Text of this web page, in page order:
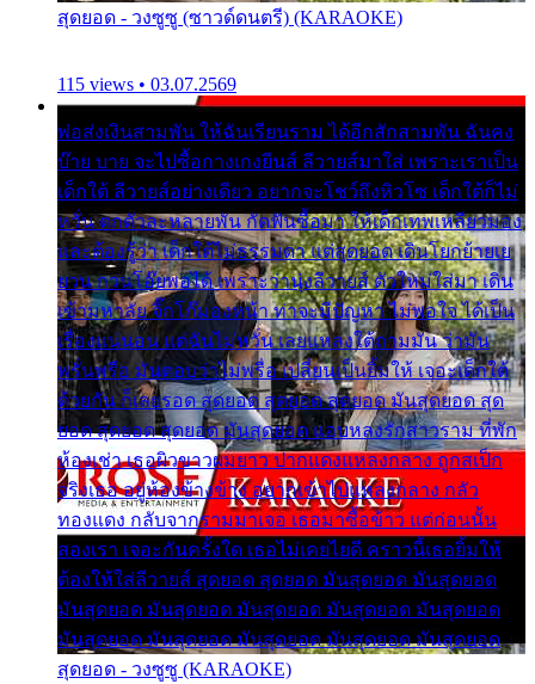
สุดยอด - วงซูซู (ซาวด์ดนตรี) (KARAOKE)
115 views • 03.07.2569
พ่อส่งเงินสามพัน ให้ฉันเรียนราม ได้อีกสักสามพัน ฉันคง
บ๊าย บาย จะไปซื้อกางเกงยีนส์ ลีวายส์มาใส่ เพราะเราเป็น
เด็กใต้ ลีวายส์อย่างเดียว อยากจะโชว์ถึงหิวโซ เด็กใต้ก็ไม่
หวั่น ตกตัวละหลายพัน กัดฟันซื้อมา ให้เด็กเทพเหลียวมอง
และต้องรู้ว่า เด็กใต้ไม่ธรรมดา แต่สุดยอด เดินโยกย้ายเย
ยวน กวนโอ๊ยพอได้ เพราะว่านุ่งลีวายส์ ตัวใหม่ใส่มา เดิน
เข้ามหาลัย จิ๊กโก๊มองหน้า ท่าจะมีปัญหา ไม่พอใจ ได้เป็น
เรื่องแน่นอน แต่ฉันไม่หวั่น เลยแหลงใต้ถามมัน ว่ามัน
พรั่นพรือ มันตอบว่าไม่พรื่อ เปลี่ยนเป็นยิ้มให้ เจอะเด็กใต้
ด้วยกัน ก็เลยรอด สุดยอด สุดยอด สุดยอด มันสุดยอด สุด
ยอด สุดยอด สุดยอด มันสุดยอด แอบหลงรักสาวราม ที่พัก
ห้องเช่า เธอผิวขาวผมยาว ปากแดงแหลงกลาง ถูกสเป็ก
จริงเธอ อยู่ห้องข้างข้าง อยากเข้าไปแหลงกลาง กลัว
ทองแดง กลับจากรามมาเจอ เธอมาซื้อข้าว แต่ก่อนนั้น
สองเรา เจอะกันครั้งใด เธอไม่เคยไยดี คราวนี้เธอยิ้มให้
ต้องให้ใส่ลีวายส์ สุดยอด สุดยอด มันสุดยอด มันสุดยอด
มันสุดยอด มันสุดยอด มันสุดยอด มันสุดยอด มันสุดยอด
มันสุดยอด มันสุดยอด มันสุดยอด มันสุดยอด มันสุดยอด
สุดยอด - วงซูซู (KARAOKE)